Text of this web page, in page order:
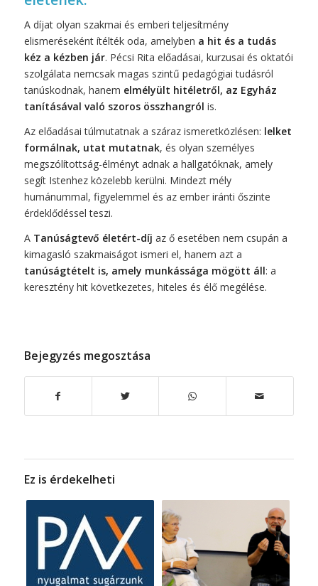
A díjat olyan szakmai és emberi teljesítmény
elismeréseként ítélték oda, amelyben a hit és a tudás
kéz a kézben jár. Pécsi Rita előadásai, kurzusai és oktatói
szolgálata nemcsak magas szintű pedagógiai tudásról
tanúskodnak, hanem elmélyült hitéletről, az Egyház
tanításával való szoros összhangról is.
Az előadásai túlmutatnak a száraz ismeretközlésen: lelket
formálnak, utat mutatnak, és olyan személyes
megszólítottság-élményt adnak a hallgatóknak, amely
segít Istenhez közelebb kerülni. Mindezt mély
humánummal, figyelemmel és az ember iránti őszinte
érdeklődéssel teszi.
A Tanúságtevő életért-díj az ő esetében nem csupán a
kimagasló szakmaiságot ismeri el, hanem azt a
tanúságtételt is, amely munkássága mögött áll: a
keresztény hit következetes, hiteles és élő megélése.
Bejegyzés megosztása
Ez is érdekelheti